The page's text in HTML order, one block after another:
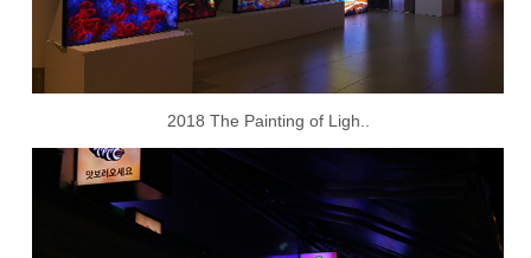
2018 The Painting of Ligh..